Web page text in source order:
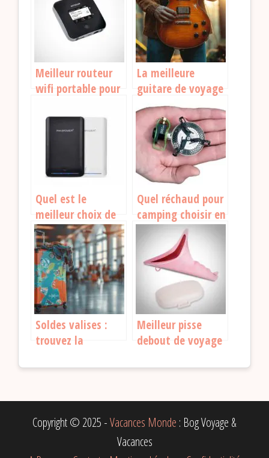
Meilleur routeur
wifi portable pour
acheter en 2026 ?
La meilleure
guitare de voyage
: comment bien
choisir ?
Quel est le
meilleur choix de
batterie externe
pour vos voyages ?
Quel réchaud pour
camping choisir en
2026 ?
Soldes valises :
trouvez la
pour votre
Meilleur pisse
debout de voyage
2026 ?
Copyright © 2025 -Vacances Monde : Bog Voyage &
Vacances